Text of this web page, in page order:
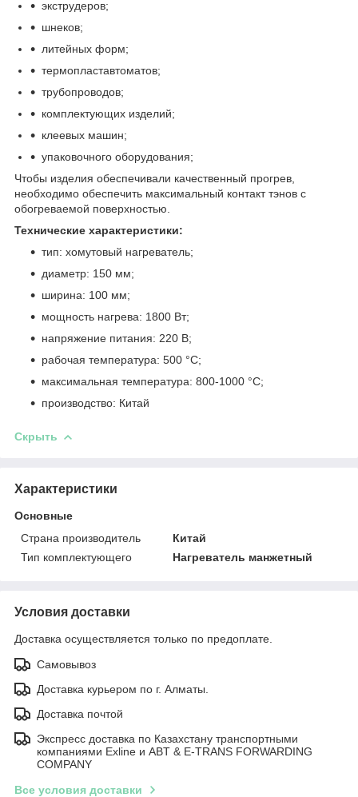
экструдеров;
шнеков;
литейных форм;
термопластавтоматов;
трубопроводов;
комплектующих изделий;
клеевых машин;
упаковочного оборудования;
Чтобы изделия обеспечивали качественный прогрев,
необходимо обеспечить максимальный контакт тэнов с
обогреваемой поверхностью.
Технические характеристики:
тип: хомутовый нагреватель;
диаметр: 150 мм;
ширина: 100 мм;
мощность нагрева: 1800 Вт;
напряжение питания: 220 В;
рабочая температура: 500 °C;
максимальная температура: 800-1000 °C;
производство: Китай
Скрыть
Характеристики
Основные
Страна производитель
Китай
Тип комплектующего
Нагреватель манжетный
Условия доставки
Доставка осуществляется только по предоплате.
Самовывоз
Доставка курьером по г. Алматы.
Доставка почтой
Экспресс доставка по Казахстану транспортными
компаниями Exline и ABT & E-TRANS FORWARDING
COMPANY
Все условия доставки